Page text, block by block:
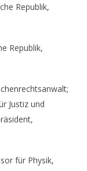
Republik,
Republik,
Justiz und
für Physik,